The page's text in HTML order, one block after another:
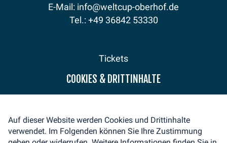
E-Mail: info@weltcup-oberhof.de
Tel.: +49 36842 53330
Tickets
Programm
Fanzone
Medienservice
Volunteer
COOKIES & DRITTINHALTE
Auf dieser Website werden Cookies und Drittinhalte
verwendet. Im Folgenden können Sie Ihre Zustimmung